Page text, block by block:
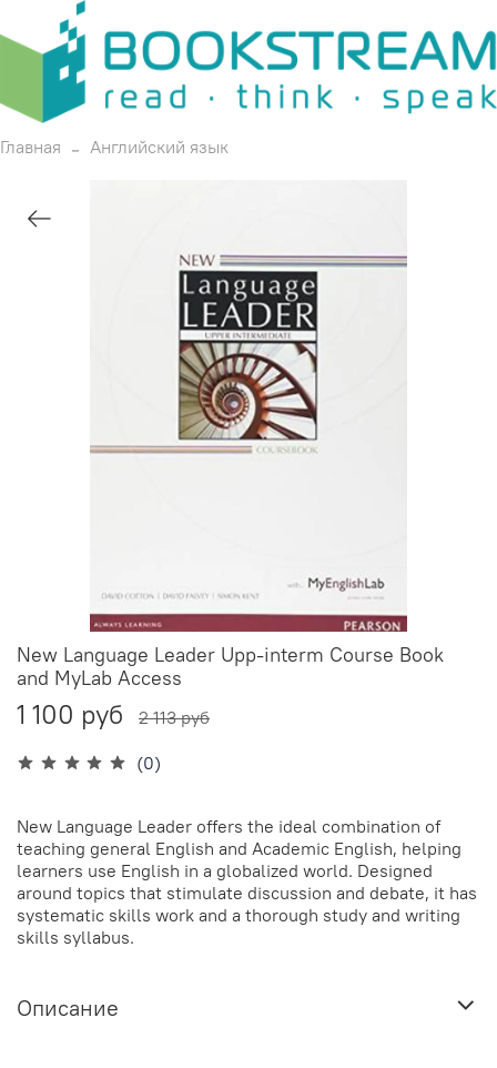
Главная Английский язык
(0)
New Language Leader Upp-interm Course Book
and MyLab Access
1 100 руб 2 113 руб
New Language Leader offers the ideal combination of
teaching general English and Academic English, helping
learners use English in a globalized world. Designed
around topics that stimulate discussion and debate, it has
systematic skills work and a thorough study and writing
skills syllabus.
Описание